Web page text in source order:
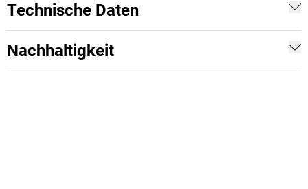
Technische Daten
Nachhaltigkeit